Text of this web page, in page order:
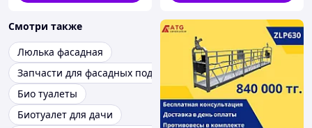
Смотри также
Люлька фасадная
Запчасти для фасадных подъемников
Био туалеты
Биотуалет для дачи